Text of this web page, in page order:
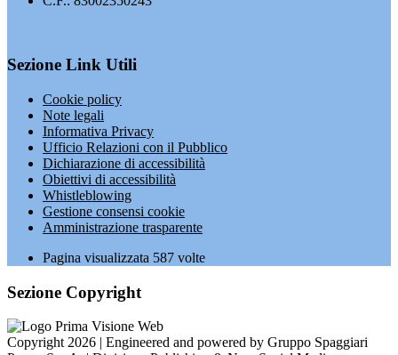
Sezione Link Utili
Cookie policy
Note legali
Informativa Privacy
Ufficio Relazioni con il Pubblico
Dichiarazione di accessibilità
Obiettivi di accessibilità
Whistleblowing
Gestione consensi cookie
Amministrazione trasparente
Pagina visualizzata 587 volte
Sezione Copyright
Copyright 2026 | Engineered and powered by Gruppo Spaggiari